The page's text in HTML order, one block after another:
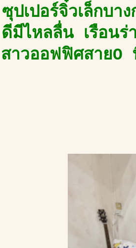
ซุปเปอร์จิ๋วเล็กบ
ดีมีไหลลื่น เรือน
สาวออฟฟิศสายO